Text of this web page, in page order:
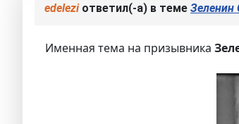
edeleziответил(-а) в теме Зеленин
Именная тема на призывника